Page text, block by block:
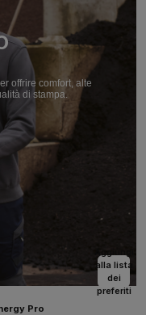
offrire comfort, alte
di stampa.
alla lista
dei
preferiti
Pro